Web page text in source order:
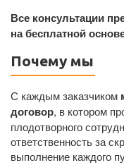
Все консультации
на бесплатной
Почему мы
С каждым заказчиком
договор, в котором
плодотворного
ответственность за
выполнение каждого